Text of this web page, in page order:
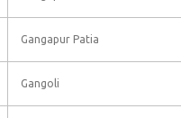
Gangapur Patia
Gangoli